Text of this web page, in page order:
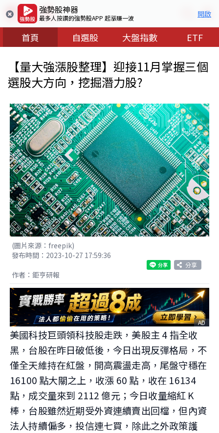
強勢股神器
最多人按讚的強勢股APP 起漲賺一波 開啟
首頁 自選股 大盤指數 ETF
【量大強漲股整理】迎接11月掌握三個
選股大方向，挖掘潛力股?
(圖片來源：freepik)
發布時間：2023-10-27 17:59:36
分享
作者：鉅亨研報
AD
美國科技巨頭領科技股走跌，美股主 4 指全收
黑，台股在昨日破低後，今日出現反彈格局，不
僅全天維持在紅盤，開高震盪走高，尾盤守穩在
16100 點大關之上，收漲 60 點，收在 16134
點，成交量來到 2112 億元；今日收量縮紅 K
棒，台股雖然近期受外資連續賣出回檔，但內資
法人持續偏多，投信連七買，除此之外政策護